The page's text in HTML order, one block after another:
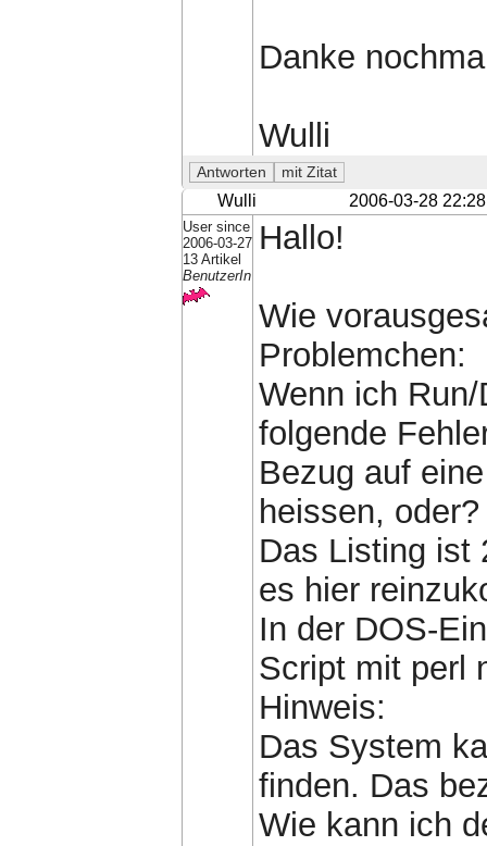
Danke
Wulli
Wulli 2006-03-28 22:28
User since
2006-03-27
13 Artikel
BenutzerIn
Hallo!
Wie
Problemchen:
Wenn ich
folgende
Bezug auf
heissen, oder?
Das Listing ist
es hier
In der DOS-
Script mit perl
Hinweis:
Das System
finden. Das
Wie kann ich